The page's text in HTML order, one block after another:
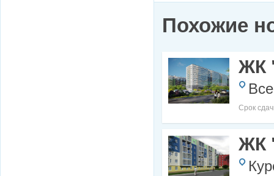
Похожие
ЖК
Срок
ЖК